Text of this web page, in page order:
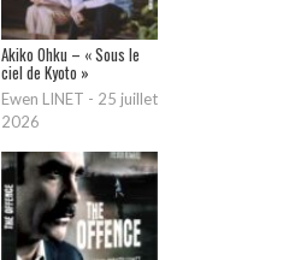
Akiko Ohku – « Sous le
ciel de Kyoto »
Ewen LINET - 25 juillet
2026